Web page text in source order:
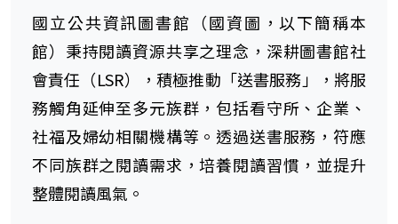
國立公共資訊圖書館（國資圖，以下簡稱本
館）秉持閱讀資源共享之理念，深耕圖書館社
會責任（LSR），積極推動「送書服務」，將服
務觸角延伸至多元族群，包括看守所、企業、
社福及婦幼相關機構等。透過送書服務，符應
不同族群之閱讀需求，培養閱讀習慣，並提升
整體閱讀風氣。